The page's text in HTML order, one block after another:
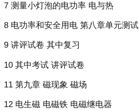
7 测量小灯泡的电功率 电与热
8 电功率和安全用电 第八章单元测试
9 讲评试卷 其中复习
10 其中考试 讲评试卷
11 第九章 磁现象 磁场
12 电生磁 电磁铁 电磁继电器